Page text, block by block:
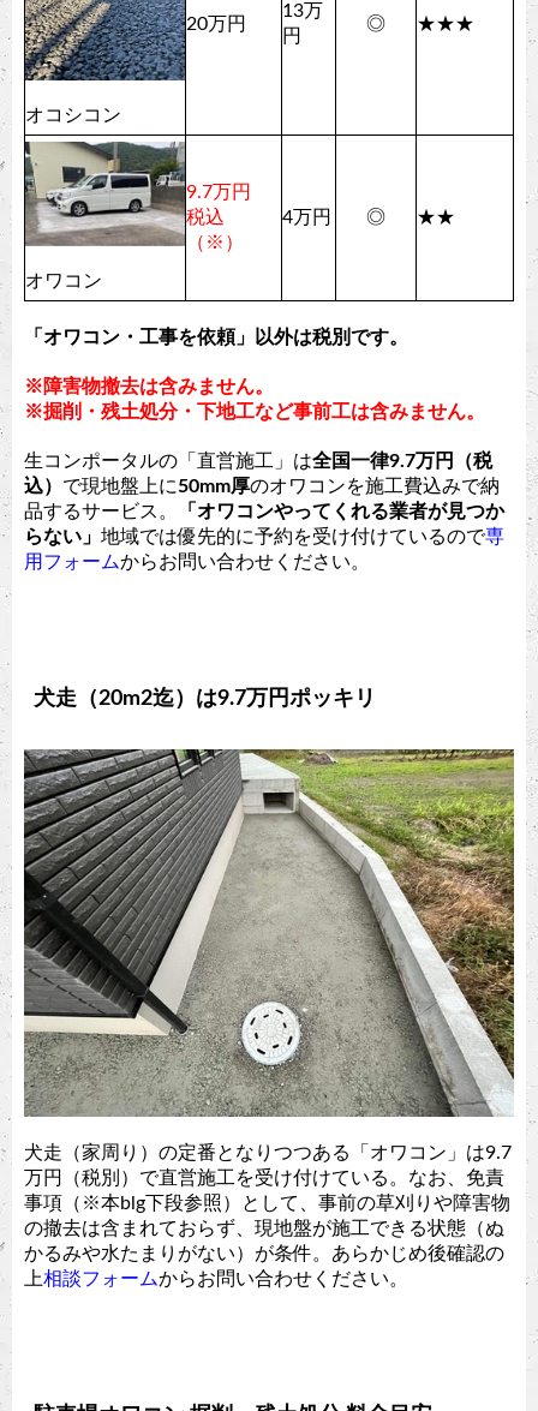
オコシコン
20万円
13万
円
◎ ★★★
オワコン
9.7万円
税込
（※）
4万円 ◎ ★★
「オワコン・ 工事を依頼」以外は税別です。
※障害物撤去は含みません。
※掘削・残土処分・下地工など事前工は含みません。
生コンポータルの「直営施工」は全国一律9.7万円（税
込） で現地盤上に50mm厚のオワコンを施工費込みで納
品するサービス。
「オワコンやってくれる業者が見つか
らない」 地域では優先的に予約を受け付けているので専
用フォームからお問い合わせください。
犬走（20m2迄）は9.7万円ポッキリ
犬走（家周り）の定番となりつつある「オワコン」は9.7
万円（税別）で直営施工を受け付けている。なお、免責
事項（※本blg下段参照）として、事前の草刈りや障害物
の撤去は含まれておらず、現地盤が施工できる状態（ぬ
かるみや水たまりがない）が条件。あらかじめ後確認の
上相談フォームからお問い合わせください。